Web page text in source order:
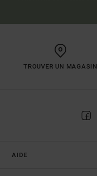
TROUVER UN MAGASIN
AIDE